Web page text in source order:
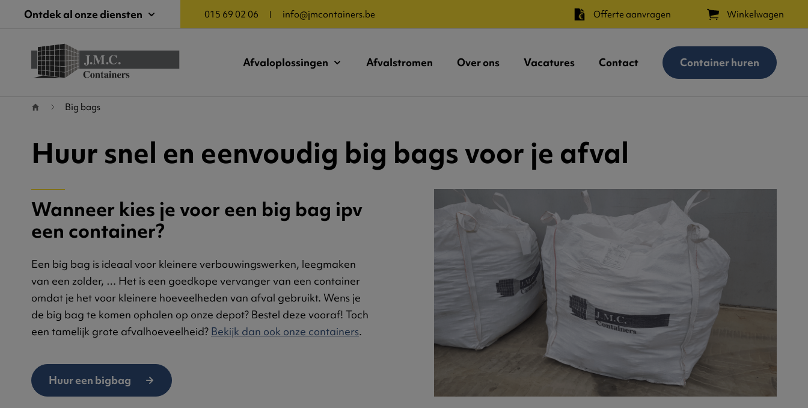
Ontdek al onze diensten 015 69 02 06 info@jmcontainers.be Offerte aanvragen Winkelwagen
Afvaloplossingen Afvalstromen Over ons Vacatures Contact Container huren
Terug naar startpagina
Big bags
Huur snel en eenvoudig big bags voor je afval
Wanneer kies je voor een big bag ipv
een container?
Een big bag is ideaal voor kleinere verbouwingswerken, leegmaken
van een zolder, … Het is een goedkope vervanger van een container
omdat je het voor kleinere hoeveelheden van afval gebruikt. Wens je
de big bag te komen ophalen op onze depot? Bestel deze vooraf! Toch
een tamelijk grote afvalhoeveelheid? Bekijk dan ook onze containers.
Huur een bigbag